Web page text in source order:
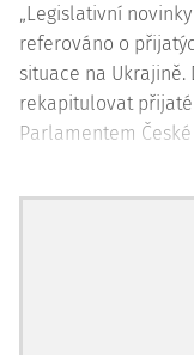
„Legislativní
referováno o
situace na Ukrajině.
rekapitulovat přijaté
Parlamentem